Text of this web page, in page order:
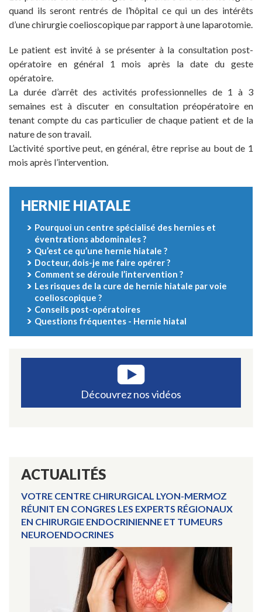
quand ils seront rentrés de l’hôpital ce qui un des intérêts
d’une chirurgie coelioscopique par rapport à une laparotomie.
Le patient est invité à se présenter à la consultation post-
opératoire en général 1 mois après la date du geste
opératoire.
La durée d’arrêt des activités professionnelles de 1 à 3
semaines est à discuter en consultation préopératoire en
tenant compte du cas particulier de chaque patient et de la
nature de son travail.
L’activité sportive peut, en général, être reprise au bout de 1
mois après l’intervention.
HERNIE HIATALE
Pourquoi un centre spécialisé des hernies et
éventrations abdominales ?
Qu’est ce qu’une hernie hiatale ?
Docteur, dois-je me faire opérer ?
Comment se déroule l’intervention ?
Les risques de la cure de hernie hiatale par voie
coelioscopique ?
Conseils post-opératoires
Questions fréquentes - Hernie hiatal
Découvrez nos vidéos
ACTUALITÉS
VOTRE CENTRE CHIRURGICAL LYON-MERMOZ
RÉUNIT EN CONGRES LES EXPERTS RÉGIONAUX
EN CHIRURGIE ENDOCRINIENNE ET TUMEURS
NEUROENDOCRINES